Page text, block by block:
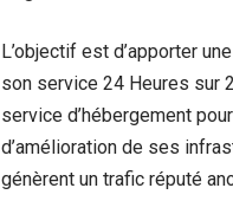
L’objectif est d’apporter
son service 24 Heures sur
service d’hébergement
d’amélioration de ses
génèrent un trafic réputé